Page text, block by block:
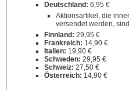
Deutschland: 6,95 €
Aktionsartikel, die
versendet werden,
Finnland: 29,95 €
Frankreich: 14,90 €
Italien: 19,90 €
Schweden: 29,95 €
Schweiz: 27,50 €
Österreich: 14,90 €